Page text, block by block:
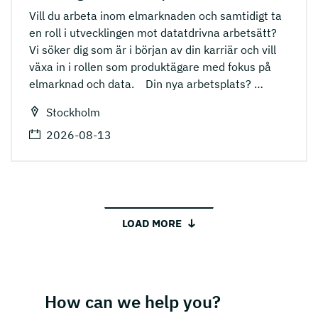
Vill du arbeta inom elmarknaden och samtidigt ta
en roll i utvecklingen mot datatdrivna arbetsätt?
Vi söker dig som är i början av din karriär och vill
växa in i rollen som produktägare med fokus på
elmarknad och data. Din nya arbetsplats? …
Stockholm
2026-08-13
LOAD MORE
How can we help you?